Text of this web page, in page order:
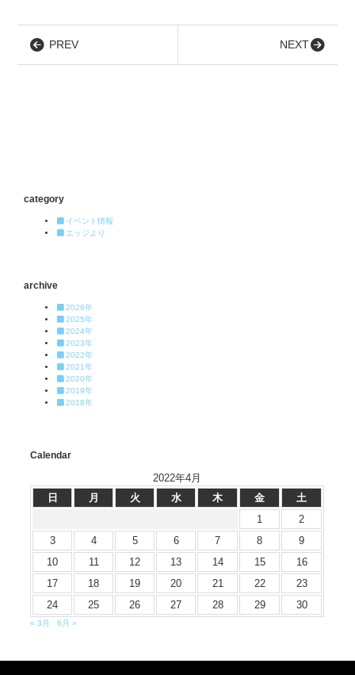
PREV NEXT
category
イベント情報
エッジより
archive
2026年
2025年
2024年
2023年
2022年
2021年
2020年
2019年
2018年
Calendar
2022年4月
日
月 火 水 木 金
土
1
2
3
4 5 6 7 8
9
10
11 12 13 14 15
16
17
18 19 20 21 22
23
24
25 26 27 28 29 30
« 3月 6月 »